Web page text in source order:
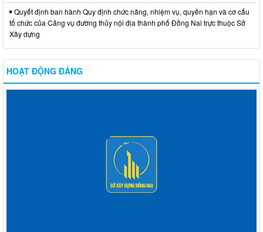
Quyết định ban hành Quy định chức năng, nhiệm vụ, quyền hạn và cơ cấu
tổ chức của Cảng vụ đường thủy nội địa thành phố Đồng Nai trực thuộc Sở
Xây dựng
HOẠT ĐỘNG ĐẢNG